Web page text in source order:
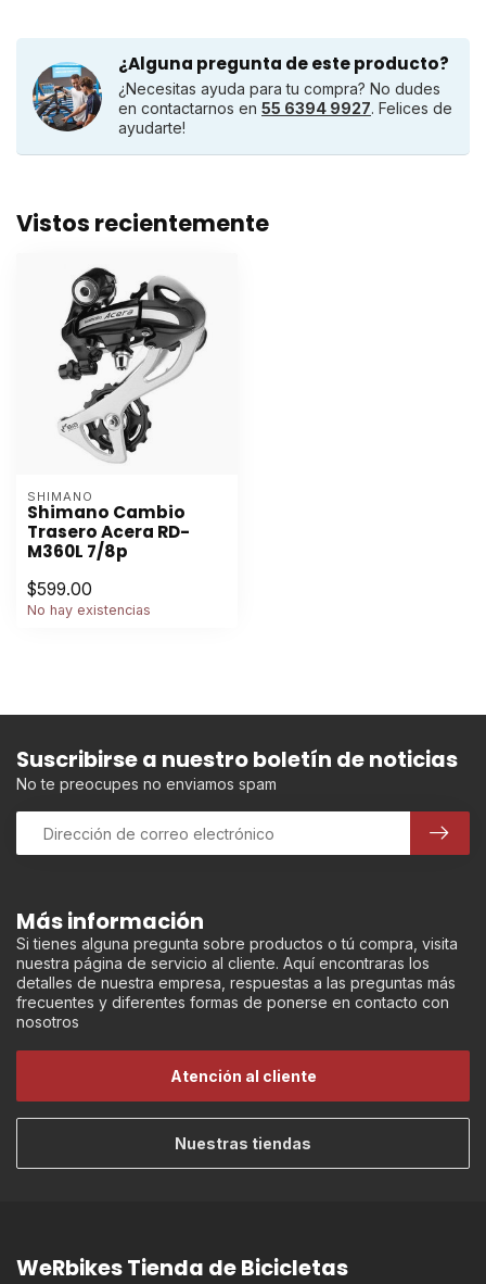
¿Alguna pregunta de este producto?
¿Necesitas ayuda para tu compra? No dudes
en contactarnos en 55 6394 9927. Felices de
ayudarte!
Vistos recientemente
SHIMANO
Shimano Cambio
Trasero Acera RD-
M360L 7/8p
$599.00
No hay existencias
Más información
Si tienes alguna pregunta sobre productos o tú compra, visita
nuestra página de servicio al cliente. Aquí encontraras los
detalles de nuestra empresa, respuestas a las preguntas más
frecuentes y diferentes formas de ponerse en contacto con
nosotros
Atención al cliente
Nuestras tiendas
Suscribirse a nuestro boletín de noticias
No te preocupes no enviamos spam
WeRbikes Tienda de Bicicletas